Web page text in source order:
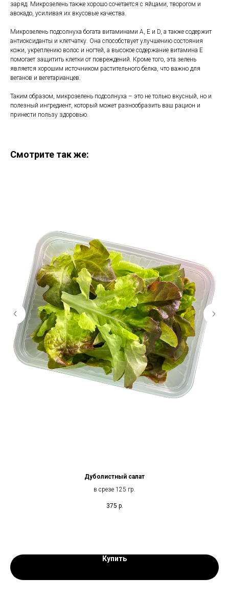
заряд. Микрозелень также хорошо сочетается с яйцами, творогом и
авокадо, усиливая их вкусовые качества.
Микрозелень подсолнуха богата витаминами A, E и D, а также содержит
антиоксиданты и клетчатку. Она способствует улучшению состояния
кожи, укреплению волос и ногтей, а высокое содержание витамина Е
помогает защитить клетки от повреждений. Кроме того, эта зелень
является хорошим источником растительного белка, что важно для
веганов и вегетарианцев.
Таким образом, микрозелень подсолнуха – это не только вкусный, но и
полезный ингредиент, который может разнообразить ваш рацион и
принести пользу здоровью.
Смотрите так же:
Дуболистный салат
в срезе 125 гр.
375 р.
Купить